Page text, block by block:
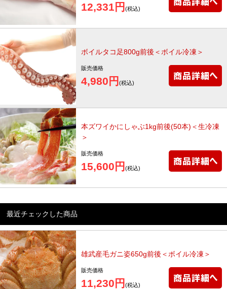
12,331円 (税込)
ボイルタコ足800g前後＜ボイル冷凍＞
販売価格
4,980円 (税込)
本ズワイかにしゃぶ1kg前後(50本)＜生冷凍
＞
販売価格
15,600円 (税込)
最近チェックした商品
雄武産毛ガニ姿650g前後＜ボイル冷凍＞
販売価格
11,230円 (税込)